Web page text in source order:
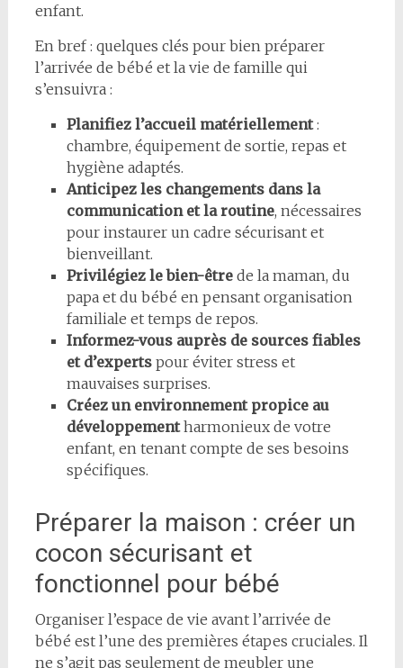
enfant.
En bref : quelques clés pour bien préparer
l’arrivée de bébé et la vie de famille qui
s’ensuivra :
Planifiez l’accueil matériellement:
chambre, équipement de sortie, repas et
hygiène adaptés.
Anticipez les changements dans la
communication et la routine, nécessaires
pour instaurer un cadre sécurisant et
bienveillant.
Privilégiez le bien-êtrede la maman, du
papa et du bébé en pensant organisation
familiale et temps de repos.
Informez-vous auprès de sources fiables
et d’expertspour éviter stress et
mauvaises surprises.
Créez un environnement propice au
développementharmonieux de votre
enfant, en tenant compte de ses besoins
spécifiques.
Préparer la maison : créer un
cocon sécurisant et
fonctionnel pour bébé
Organiser l’espace de vie avant l’arrivée de
bébé est l’une des premières étapes cruciales. Il
ne s’agit pas seulement de meubler une